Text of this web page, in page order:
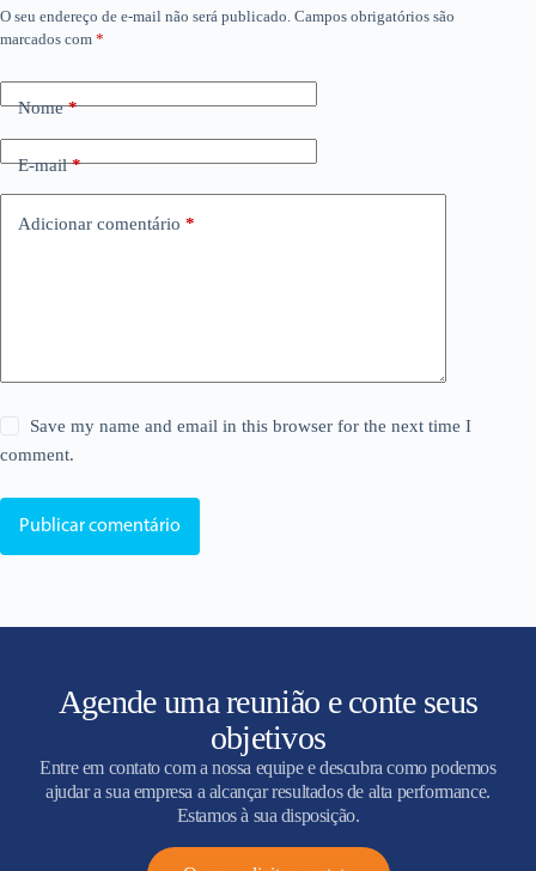
O seu endereço de e-mail não será publicado. Campos obrigatórios são
marcados com *
Nome*
E-mail*
Adicionar comentário *
Save my name and email in this browser for the next time I
comment.
Publicar comentário
Agende uma reunião e conte seus
objetivos
Entre em contato com a nossa equipe e descubra como podemos
ajudar a sua empresa a alcançar resultados de alta performance.
Estamos à sua disposição.